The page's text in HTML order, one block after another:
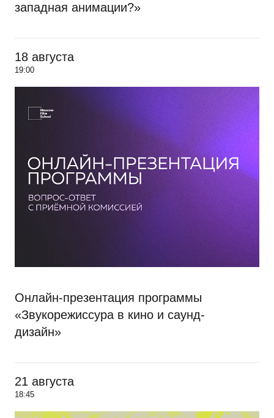
западная анимации?»
18 августа
19:00
Онлайн-презентация программы
«Звукорежиссура в кино и саунд-
дизайн»
21 августа
18:45